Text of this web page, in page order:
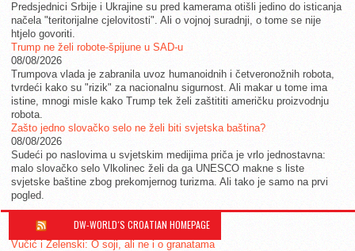
Predsjednici Srbije i Ukrajine su pred kamerama otišli jedino do isticanja
načela "teritorijalne cjelovitosti". Ali o vojnoj suradnji, o tome se nije
htjelo govoriti.
Trump ne želi robote-špijune u SAD-u
08/08/2026
Trumpova vlada je zabranila uvoz humanoidnih i četveronožnih robota,
tvrdeći kako su "rizik" za nacionalnu sigurnost. Ali makar u tome ima
istine, mnogi misle kako Trump tek želi zaštititi američku proizvodnju
robota.
Zašto jedno slovačko selo ne želi biti svjetska baština?
08/08/2026
Sudeći po naslovima u svjetskim medijima priča je vrlo jednostavna:
malo slovačko selo Vlkolinec želi da ga UNESCO makne s liste
svjetske baštine zbog prekomjernog turizma. Ali tako je samo na prvi
pogled.
DW-WORLD´S CROATIAN HOMEPAGE
Vučić i Zelenski: O soji, ali ne i o granatama